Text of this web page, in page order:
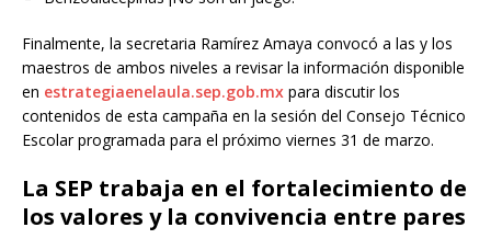
Finalmente, la secretaria Ramírez Amaya convocó a las y los
maestros de ambos niveles a revisar la información disponible
en estrategiaenelaula.sep.gob.mx para discutir los
contenidos de esta campaña en la sesión del Consejo Técnico
Escolar programada para el próximo viernes 31 de marzo.
La SEP trabaja en el fortalecimiento de
los valores y la convivencia entre pares